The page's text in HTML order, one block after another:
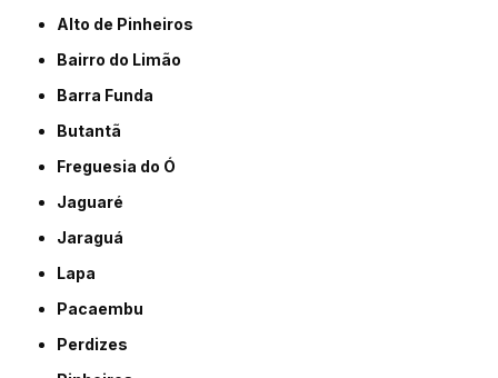
Alto de Pinheiros
Bairro do Limão
Barra Funda
Butantã
Freguesia do Ó
Jaguaré
Jaraguá
Lapa
Pacaembu
Perdizes